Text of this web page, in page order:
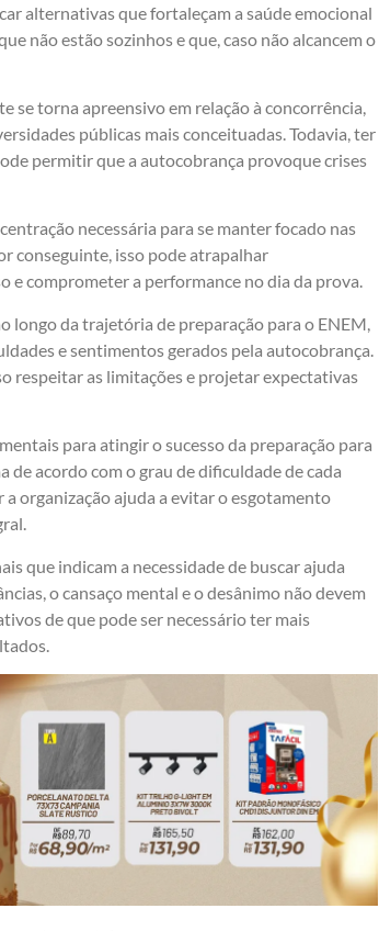
alternativas que fortaleçam a saúde emocional
não estão sozinhos e que, caso não alcancem o
se torna apreensivo em relação à concorrência,
públicas mais conceituadas. Todavia, ter
permitir que a autocobrança provoque crises
necessária para se manter focado nas
conseguinte, isso pode atrapalhar
e comprometer a performance no dia da prova.
longo da trajetória de preparação para o ENEM,
e sentimentos gerados pela autocobrança.
respeitar as limitações e projetar expectativas
para atingir o sucesso da preparação para
acordo com o grau de dificuldade de cada
organização ajuda a evitar o esgotamento
que indicam a necessidade de buscar ajuda
o cansaço mental e o desânimo não devem
de que pode ser necessário ter mais